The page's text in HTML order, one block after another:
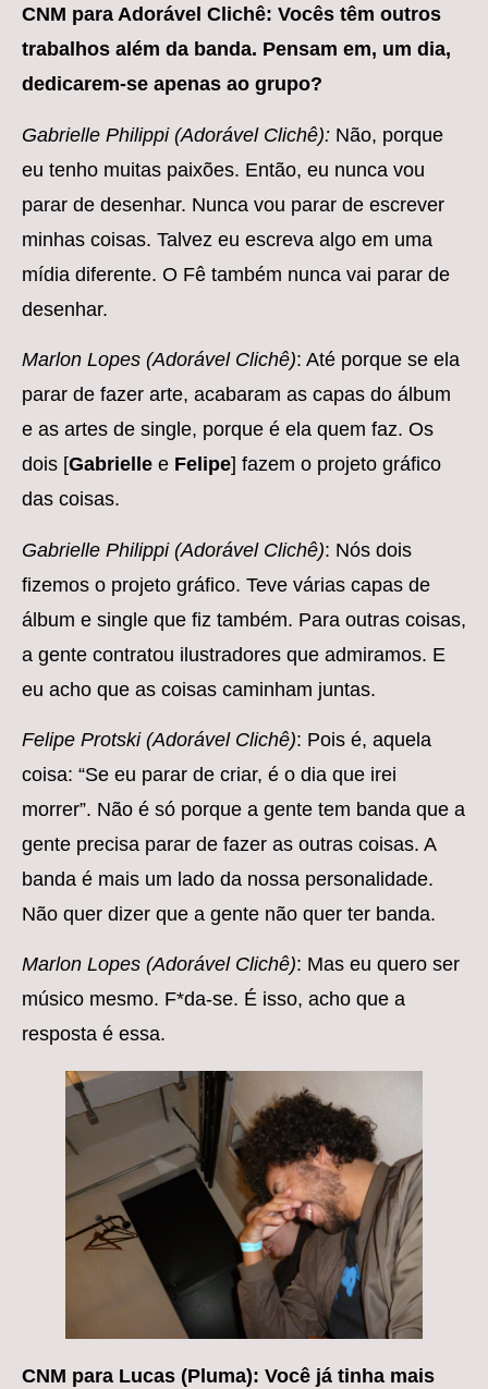
CNM para Adorável Clichê: Vocês têm outros
trabalhos além da banda. Pensam em, um dia,
dedicarem-se apenas ao grupo?
Gabrielle Philippi (Adorável Clichê): Não, porque
eu tenho muitas paixões. Então, eu nunca vou
parar de desenhar. Nunca vou parar de escrever
minhas coisas. Talvez eu escreva algo em uma
mídia diferente. O Fê também nunca vai parar de
desenhar.
Marlon Lopes (Adorável Clichê): Até porque se ela
parar de fazer arte, acabaram as capas do álbum
e as artes de single, porque é ela quem faz. Os
dois [Gabrielle e Felipe] fazem o projeto gráfico
das coisas.
Gabrielle Philippi (Adorável Clichê): Nós dois
fizemos o projeto gráfico. Teve várias capas de
álbum e single que fiz também. Para outras coisas,
a gente contratou ilustradores que admiramos. E
eu acho que as coisas caminham juntas.
Felipe Protski (Adorável Clichê): Pois é, aquela
coisa: “Se eu parar de criar, é o dia que irei
morrer”. Não é só porque a gente tem banda que a
gente precisa parar de fazer as outras coisas. A
banda é mais um lado da nossa personalidade.
Não quer dizer que a gente não quer ter banda.
Marlon Lopes (Adorável Clichê): Mas eu quero ser
músico mesmo. F*da-se. É isso, acho que a
resposta é essa.
CNM para Lucas (Pluma): Você já tinha mais